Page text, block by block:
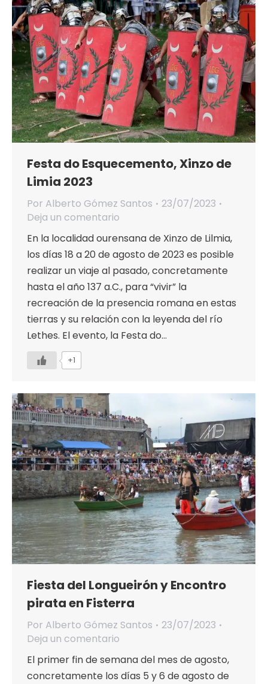
Festa do Esquecemento, Xinzo de
Limia 2023
Por Alberto Gómez Santos
23/07/2023
Deja un comentario
En la localidad ourensana de Xinzo de Lilmia,
los días 18 a 20 de agosto de 2023 es posible
realizar un viaje al pasado, concretamente
hasta el año 137 a.C., para “vivir” la
recreación de la presencia romana en estas
tierras y su relación con la leyenda del río
Lethes. El evento, la Festa do…
+1
Fiesta del Longueirón y Encontro
pirata en Fisterra
Por Alberto Gómez Santos
23/07/2023
Deja un comentario
El primer fin de semana del mes de agosto,
concretamente los días 5 y 6 de agosto de